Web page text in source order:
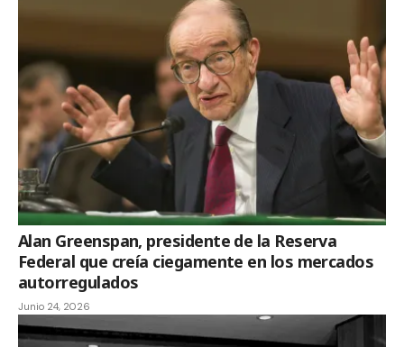
Alan Greenspan, presidente de la Reserva
Federal que creía ciegamente en los mercados
autorregulados
Junio 24, 2026